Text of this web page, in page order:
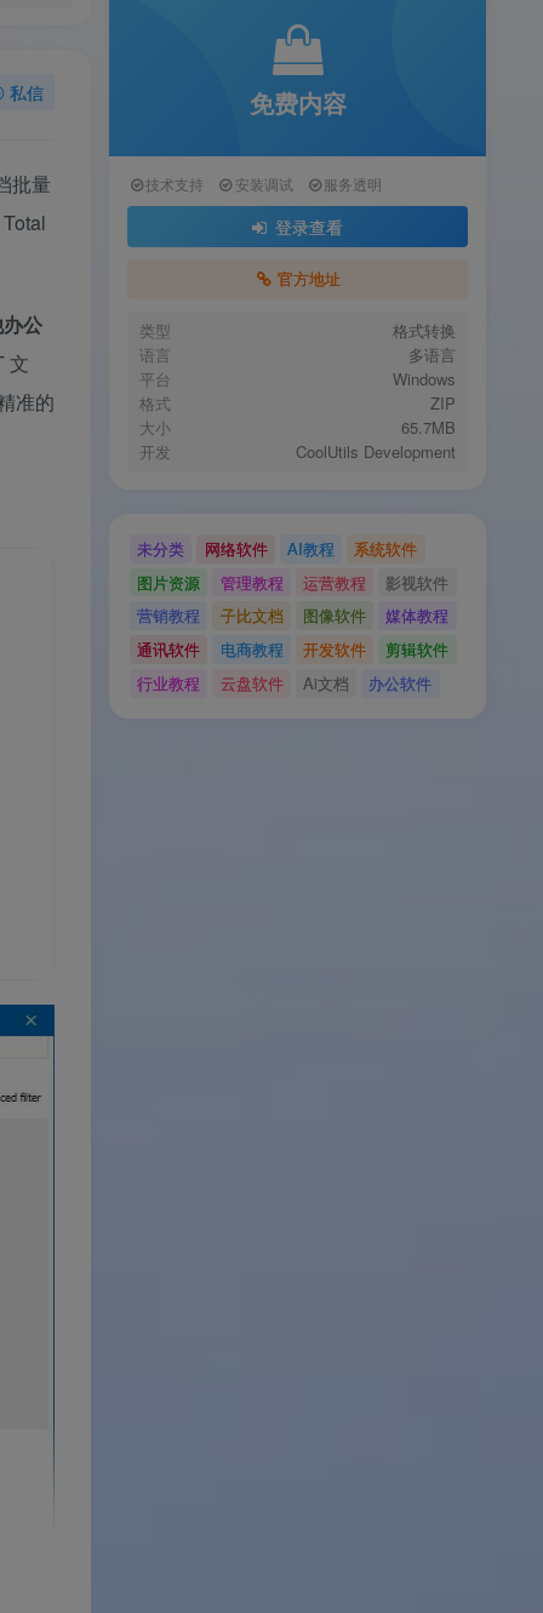
私信
批量
公
文
准的
免费内容
技术支持 安装调试 服务透明
登录查看
官方地址
类型
格式转换
语言
多语言
平台
Windows
格式
ZIP
大小
65.7MB
开发
CoolUtils Development
未分类 网络软件 AI教程
系统软件
图片资源
管理教程 运营教程
影视软件
营销教程
子比文档 图像软件
媒体教程
通讯软件
电商教程 开发软件
剪辑软件
行业教程
云盘软件 Ai文档 办公软件